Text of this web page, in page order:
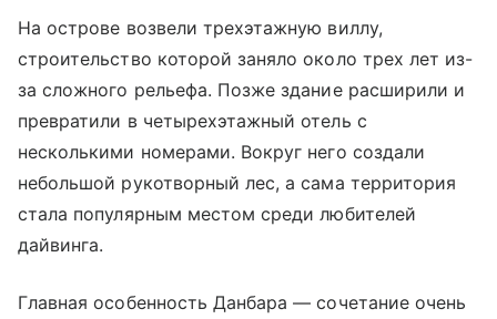
На острове возвели трехэтажную виллу,
строительство которой заняло около трех лет из-
за сложного рельефа. Позже здание расширили и
превратили в четырехэтажный отель с
несколькими номерами. Вокруг него создали
небольшой рукотворный лес, а сама территория
стала популярным местом среди любителей
дайвинга.
Главная особенность Данбара — сочетание очень